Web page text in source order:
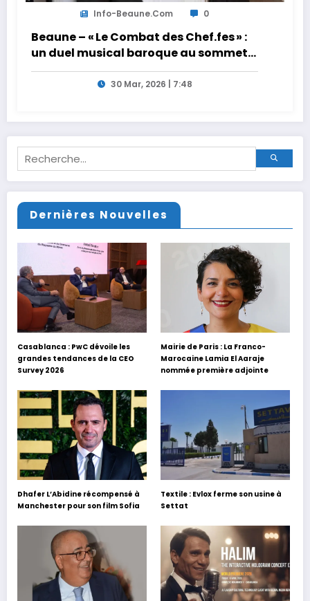
Info-Beaune.com 0
Beaune – « Le Combat des Chef.fes » :
un duel musical baroque au sommet
le samedi 4 avril au théâtre municipal
30 Mar, 2026 | 7:48
Dernières Nouvelles
Casablanca : PwC dévoile les
grandes tendances de la CEO
Survey 2026
Mairie de Paris : La Franco-
Marocaine Lamia El Aaraje
nommée première adjointe
Dhafer L’Abidine récompensé à
Manchester pour son film Sofia
Textile : Evlox ferme son usine à
Settat